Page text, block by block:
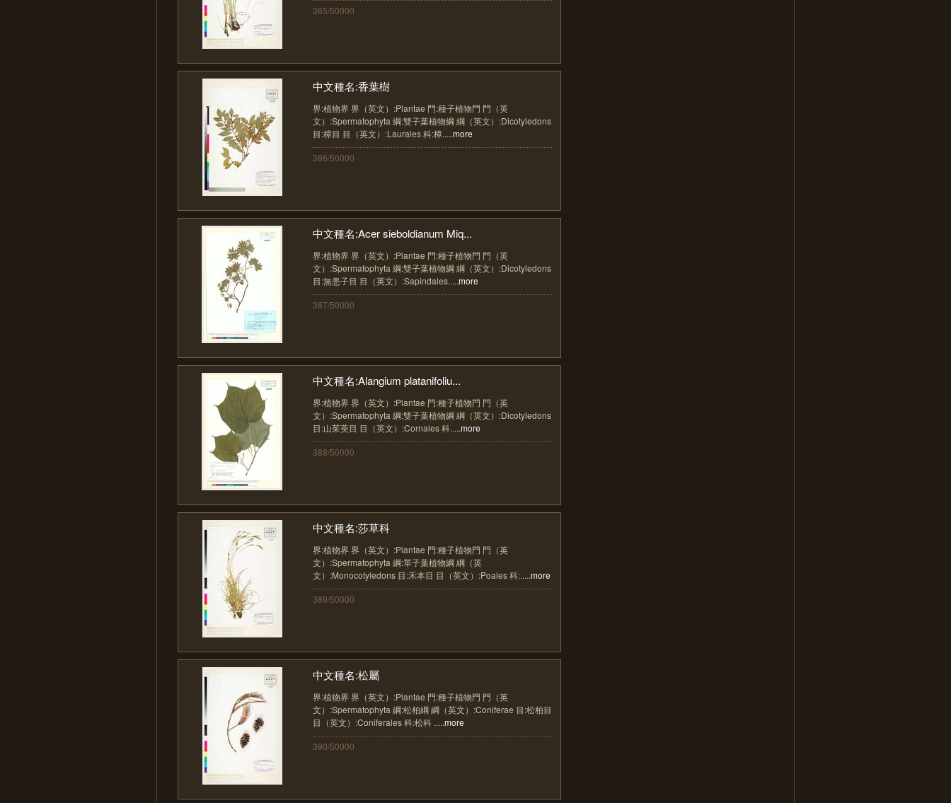
385/50000
中文種名:香葉樹
界:植物界 界（英文）:Plantae 門:種子植物門 門（英
文）:Spermatophyta 綱:雙子葉植物綱 綱（英文）:Dicotyledons
目:樟目 目（英文）:Laurales 科:樟.....more
386/50000
中文種名:Acer sieboldianum Miq...
界:植物界 界（英文）:Plantae 門:種子植物門 門（英
文）:Spermatophyta 綱:雙子葉植物綱 綱（英文）:Dicotyledons
目:無患子目 目（英文）:Sapindales.....more
387/50000
中文種名:Alangium platanifoliu...
界:植物界 界（英文）:Plantae 門:種子植物門 門（英
文）:Spermatophyta 綱:雙子葉植物綱 綱（英文）:Dicotyledons
目:山茱萸目 目（英文）:Cornales 科.....more
388/50000
中文種名:莎草科
界:植物界 界（英文）:Plantae 門:種子植物門 門（英
文）:Spermatophyta 綱:單子葉植物綱 綱（英
文）:Monocotyledons 目:禾本目 目（英文）:Poales 科:.....more
389/50000
中文種名:松屬
界:植物界 界（英文）:Plantae 門:種子植物門 門（英
文）:Spermatophyta 綱:松柏綱 綱（英文）:Coniferae 目:松柏目
目（英文）:Coniferales 科:松科 .....more
390/50000